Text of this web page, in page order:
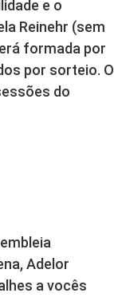
e o
Reinehr (sem
formada por
por sorteio. O
do
Adelor
a vocês